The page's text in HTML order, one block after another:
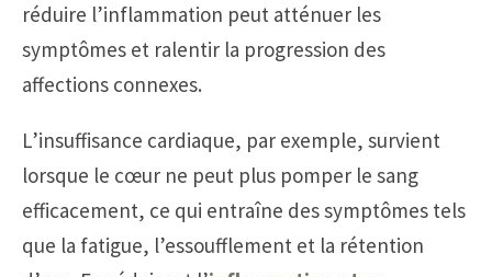
réduire l’inflammation peut atténuer les
symptômes et ralentir la progression des
affections connexes.
L’insuffisance cardiaque, par exemple, survient
lorsque le cœur ne peut plus pomper le sang
efficacement, ce qui entraîne des symptômes tels
que la fatigue, l’essoufflement et la rétention